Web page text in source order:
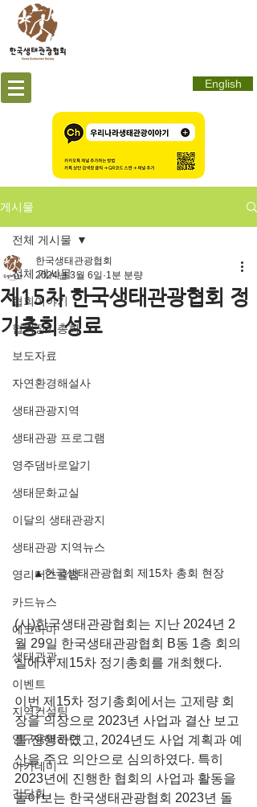
English
게시물
전체 게시물
협회이야기
협회정기총회
보도자료
자연환경해설사
생태관광지역
생태관광 프로그램
영주댐바로알기
생태문화교실
이달의 생태관광지
생태관광 지역뉴스
영리더스클럽
카드뉴스
에코마마
생태관광
이벤트
지역컨설팅
연구용역관련
아카데미
간담회
전체 게시물
제15차 한국생태관광협회 정
기총회 성료
한국생태관광협회
2024년 3월 6일 1분 분량
▲한국생태관광협회 제15차 총회 현장
(사)한국생태관광협회는 지난 2024년 2
월 29일 한국생태관광협회 B동 1층 회의
실에서 제15차 정기총회를 개최했다.
이번 제15차 정기총회에서는 고제량 회
장을 의장으로 2023년 사업과 결산 보고
를 진행하였고, 2024년도 사업 계획과 예
산을 주요 의안으로 심의하였다. 특히
2023년에 진행한 협회의 사업과 활동을
돌아보는 한국생태관광협회 2023년 돌